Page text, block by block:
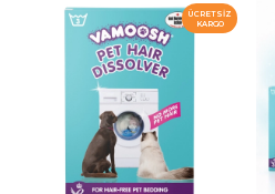
ÜCRETSIZ
KARGO